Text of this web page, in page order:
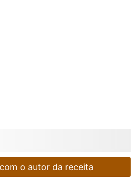
o autor da receita